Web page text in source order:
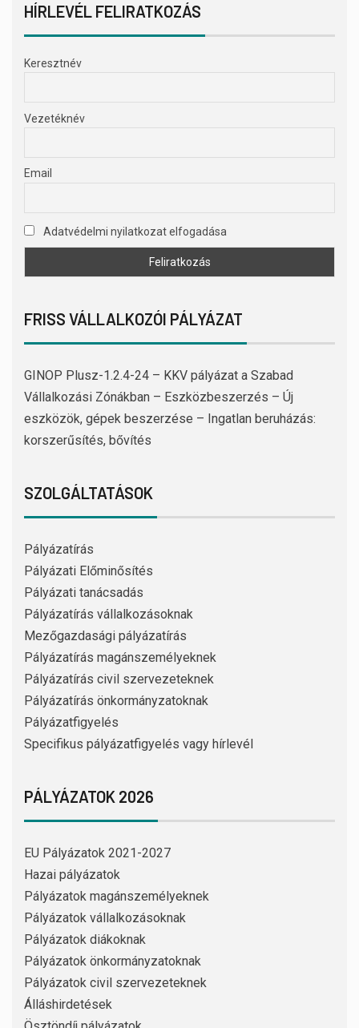
HÍRLEVÉL FELIRATKOZÁS
Keresztnév
Vezetéknév
Email
Adatvédelmi nyilatkozat elfogadása
FRISS VÁLLALKOZÓI PÁLYÁZAT
GINOP Plusz-1.2.4-24 – KKV pályázat a Szabad
Vállalkozási Zónákban – Eszközbeszerzés – Új
eszközök, gépek beszerzése – Ingatlan beruházás:
korszerűsítés, bővítés
SZOLGÁLTATÁSOK
Pályázatírás
Pályázati Előminősítés
Pályázati tanácsadás
Pályázatírás vállalkozásoknak
Mezőgazdasági pályázatírás
Pályázatírás magánszemélyeknek
Pályázatírás civil szervezeteknek
Pályázatírás önkormányzatoknak
Pályázatfigyelés
Specifikus pályázatfigyelés vagy hírlevél
PÁLYÁZATOK 2026
EU Pályázatok 2021-2027
Hazai pályázatok
Pályázatok magánszemélyeknek
Pályázatok vállalkozásoknak
Pályázatok diákoknak
Pályázatok önkormányzatoknak
Pályázatok civil szervezeteknek
Álláshirdetések